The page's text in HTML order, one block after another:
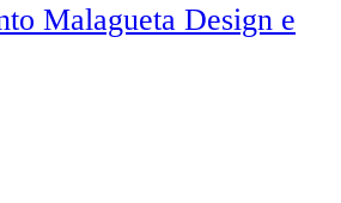
Malagueta Design e